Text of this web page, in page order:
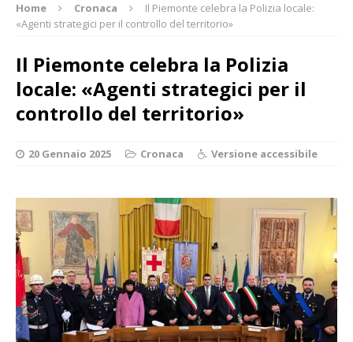
Home Cronaca
Il Piemonte celebra la Polizia locale:
«Agenti strategici per il controllo del territorio»
Il Piemonte celebra la Polizia
locale: «Agenti strategici per il
controllo del territorio»
20 Gennaio 2025 Cronaca Versione accessibile